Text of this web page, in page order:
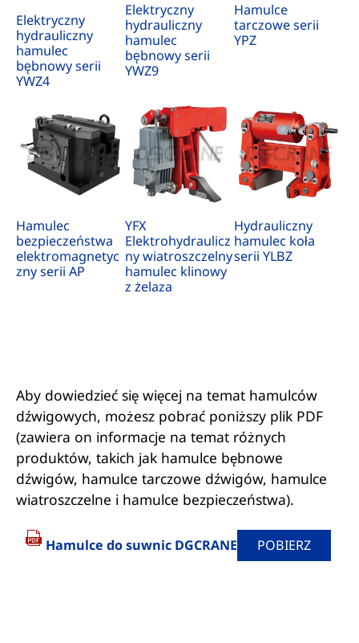
Elektryczny
hydrauliczny
hamulec
bębnowy serii
YWZ4
Elektryczny
hydrauliczny
hamulec
bębnowy serii
YWZ9
Hamulce
tarczowe serii
YPZ
Hamulec
bezpieczeństwa
elektromagnetyc
zny serii AP
YFX
Elektrohydraulicz
ny wiatroszczelny
hamulec klinowy
z żelaza
Hydrauliczny
hamulec koła
serii YLBZ
Aby dowiedzieć się więcej na temat hamulców
dźwigowych, możesz pobrać poniższy plik PDF
(zawiera on informacje na temat różnych
produktów, takich jak hamulce bębnowe
dźwigów, hamulce tarczowe dźwigów, hamulce
wiatroszczelne i hamulce bezpieczeństwa).
Hamulce do suwnic DGCRANE POBIERZ